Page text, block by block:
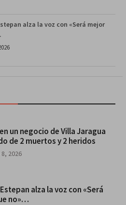
alza la voz con «Será mejor
un negocio de Villa Jaragua
de 2 muertos y 2 heridos
2026
alza la voz con «Será
no»…